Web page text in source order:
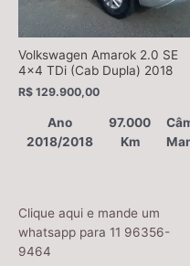
Volkswagen Amarok 2.0 SE
4×4 TDi (Cab Dupla) 2018
R$ 129.900,00
Ano
2018/2018
97.000
Km
Clique aqui e mande um
whatsapp para 11 96356-
9464